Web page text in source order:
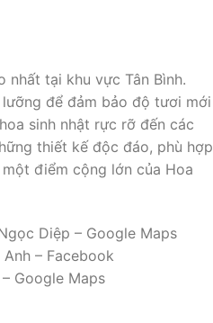
tại khu vực Tân Bình.
để đảm bảo độ tươi mới
sinh nhật rực rỡ đến các
thiết kế độc đáo, phù hợp
điểm cộng lớn của Hoa
Diệp – Google Maps
– Facebook
Google Maps